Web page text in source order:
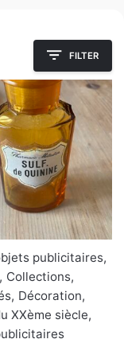
FILTER
publicitaires,
, Collections,
, Décoration,
XXème siècle,